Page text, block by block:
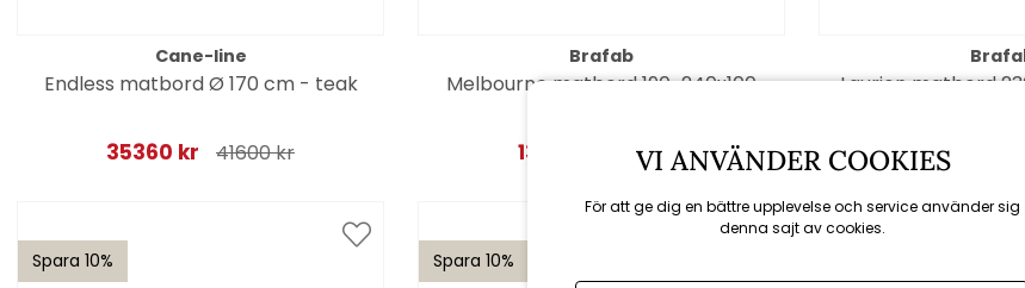
Cane-line
Endless matbord Ø 170 cm - teak
35360 kr 41600 kr
Brafab
Melbourne matbord 190-240x100
13131 kr 14590 kr
Laurion matbord
14841 kr
Spara 10% Spara 10%
VI ANVÄNDER COOKIES
För att ge dig en bättre upplevelse och service använder sig
denna sajt av cookies.